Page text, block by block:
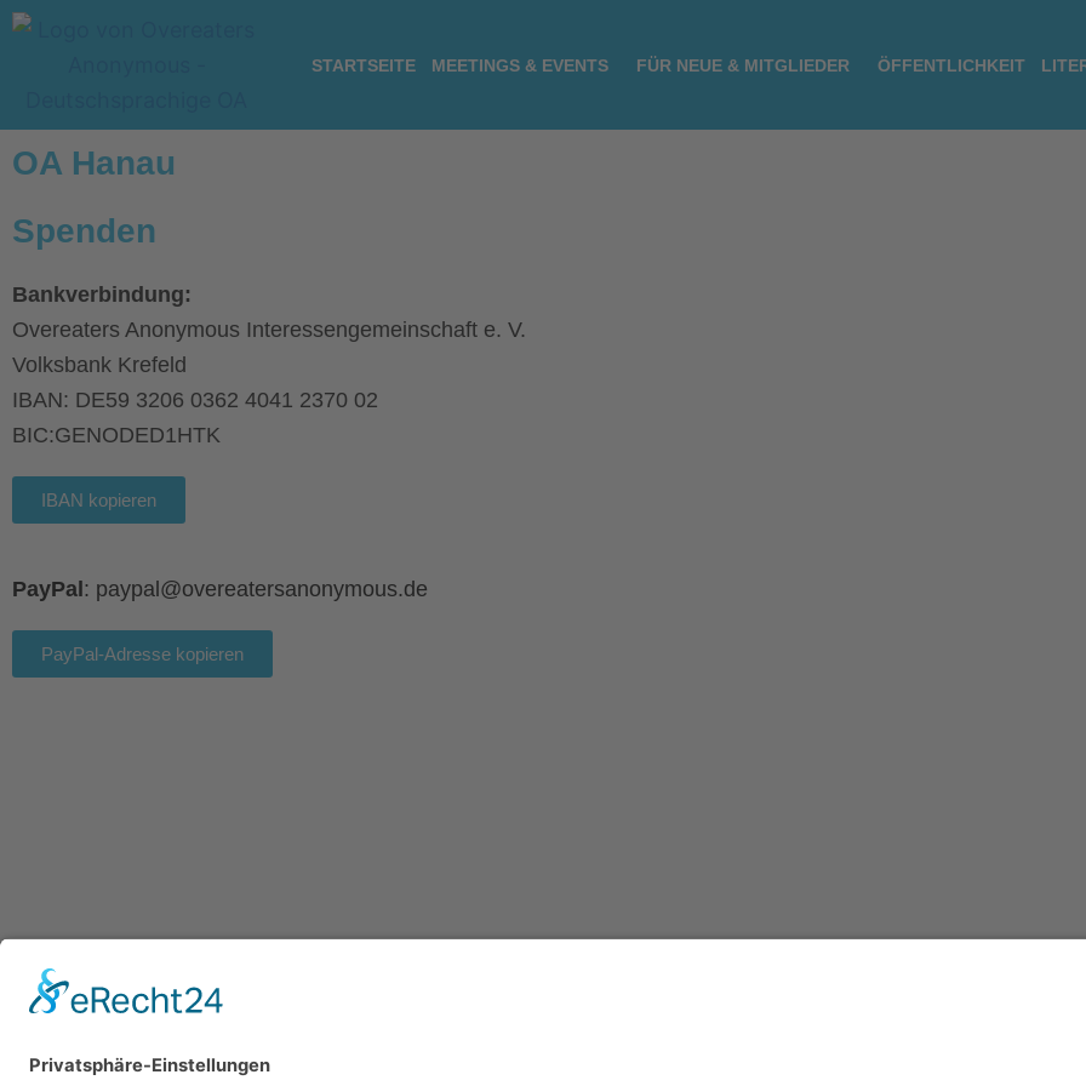
Zum
STARTSEITE MEETINGS & EVENTS FÜR NEUE & MITGLIEDER ÖFFENTLICHKEIT
OA Hanau
Spenden
Bankverbindung:
Overeaters Anonymous Interessengemeinschaft e. V.
Volksbank Krefeld
IBAN: DE59 3206 0362 4041 2370 02
BIC:GENODED1HTK
IBAN kopieren
PayPal: paypal@overeatersanonymous.de
PayPal-Adresse kopieren